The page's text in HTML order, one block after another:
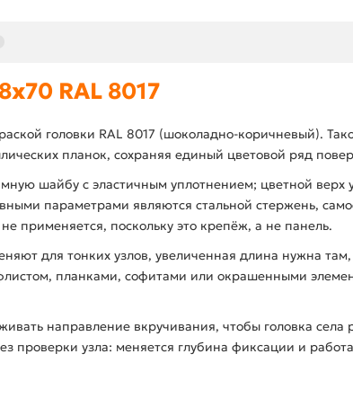
RAL 8017
головки RAL 8017 (шоколадно-коричневый).
планок, сохраняя единый цветовой ряд
шайбу с эластичным уплотнением; цветной верх
параметрами являются стальной стержень,
применяется, поскольку это крепёж, а не панель.
для тонких узлов, увеличенная длина нужна там,
планками, софитами или окрашенными
направление вкручивания, чтобы головка села
узла: меняется глубина фиксации и